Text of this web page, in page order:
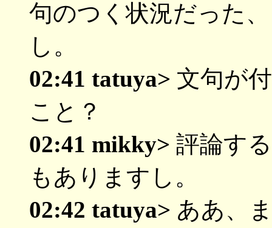
句のつく状況だった
し。
02:41 tatuya> 文句が
こと？
02:41 mikky> 評論す
もありますし。
02:42 tatuya> ああ、